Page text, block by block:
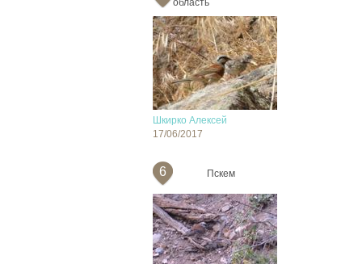
область
Шкирко Алексей
17/06/2017
6 Пскем